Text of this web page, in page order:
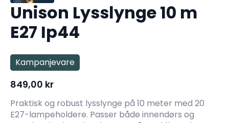
Unison Lysslynge 10 m
E27 Ip44
Kampanjevare
849,00 kr
Praktisk og robust lysslynge på 10 meter med 20
E27-lampeholdere. Passer både innendørs og